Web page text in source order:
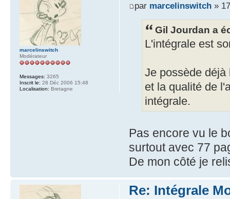
par marcelinswitch»
Gil Jourdan a
L'intégrale est
Je possède
et la qualité de
intégrale.
Pas encore vu le
surtout avec 77
De mon côté je
marcelinswitch
Modérateur
Messages: 3265
Inscrit le: 28 Déc 2006 15:48
Localisation: Bretagne
Re: Intégrale